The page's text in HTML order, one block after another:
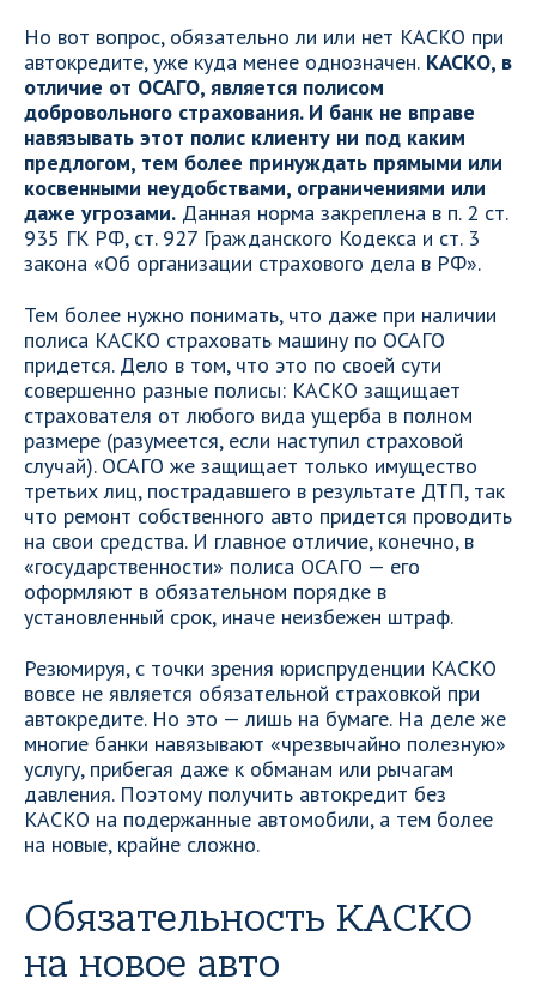
Но вот вопрос, обязательно ли или нет КАСКО при
автокредите, уже куда менее однозначен. КАСКО, в
отличие от ОСАГО, является полисом
добровольного страхования. И банк не вправе
навязывать этот полис клиенту ни под каким
предлогом, тем более принуждать прямыми или
косвенными неудобствами, ограничениями или
даже угрозами. Данная норма закреплена в п. 2 ст.
935 ГК РФ, ст. 927 Гражданского Кодекса и ст. 3
закона «Об организации страхового дела в РФ».
Тем более нужно понимать, что даже при наличии
полиса КАСКО страховать машину по ОСАГО
придется. Дело в том, что это по своей сути
совершенно разные полисы: КАСКО защищает
страхователя от любого вида ущерба в полном
размере (разумеется, если наступил страховой
случай). ОСАГО же защищает только имущество
третьих лиц, пострадавшего в результате ДТП, так
что ремонт собственного авто придется проводить
на свои средства. И главное отличие, конечно, в
«государственности» полиса ОСАГО — его
оформляют в обязательном порядке в
установленный срок, иначе неизбежен штраф.
Резюмируя, с точки зрения юриспруденции КАСКО
вовсе не является обязательной страховкой при
автокредите. Но это — лишь на бумаге. На деле же
многие банки навязывают «чрезвычайно полезную»
услугу, прибегая даже к обманам или рычагам
давления. Поэтому получить автокредит без
КАСКО на подержанные автомобили, а тем более
на новые, крайне сложно.
Обязательность КАСКО
на новое авто